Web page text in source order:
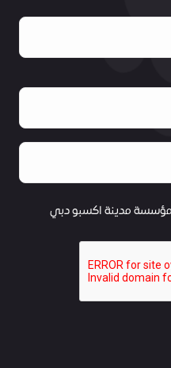
مدينة اكسبو دبي